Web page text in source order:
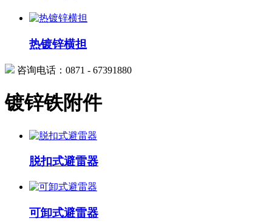
热镀锌横担
咨询电话：0871 - 67391880
镀锌铁附件
脱扣式避雷器
可卸式避雷器